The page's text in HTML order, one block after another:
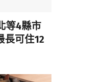
等4縣市
可住12